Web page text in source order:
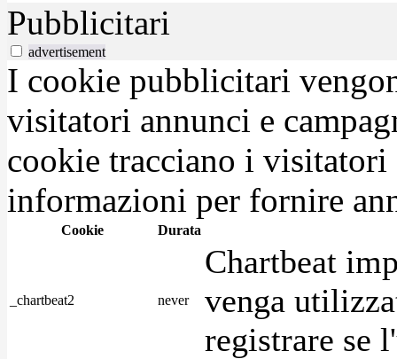
Pubblicitari
advertisement
I cookie pubblicitari
visitatori annunci e
cookie tracciano i visitatori
informazioni per fornire
Cookie Durata
_chartbeat2 never
Chartbeat
venga
registrare se